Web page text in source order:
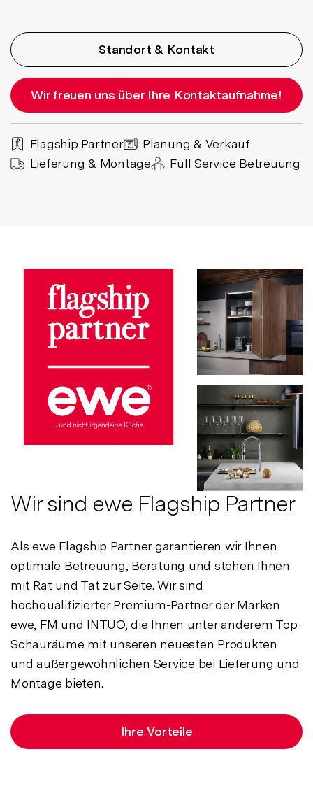
Standort & Kontakt
Wir freuen uns über Ihre Kontaktaufnahme!
Flagship Partner
Planung & Verkauf
Lieferung & Montage
Full Service Betreuung
Wir sind ewe Flagship Partner
Als ewe Flagship Partner garantieren wir Ihnen
optimale Betreuung, Beratung und stehen Ihnen
mit Rat und Tat zur Seite. Wir sind
hochqualifizierter Premium-Partner der Marken
ewe, FM und INTUO, die Ihnen unter anderem Top-
Schauräume mit unseren neuesten Produkten
und außergewöhnlichen Service bei Lieferung und
Montage bieten.
Ihre Vorteile